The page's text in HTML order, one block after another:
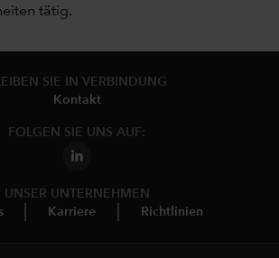
tätig.
SIE IN VERBINDUNG
Kontakt
FOLGEN SIE UNS AUF:
UNSER UNTERNEHMEN
Karriere Richtlinien